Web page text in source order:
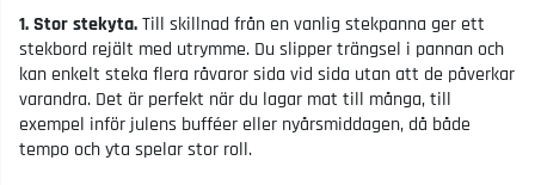
1. Stor stekyta.Till skillnad från en vanlig stekpanna ger ett
stekbord rejält med utrymme. Du slipper trängsel i pannan och
kan enkelt steka flera råvaror sida vid sida utan att de påverkar
varandra. Det är perfekt när du lagar mat till många, till
exempel inför julens bufféer eller nyårsmiddagen, då både
tempo och yta spelar stor roll.